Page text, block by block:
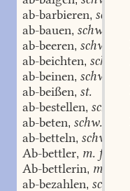
ab-barbieren, schw.
ab-bauen, schw.
ab-beeren, schw.
ab-beichten, schw.
ab-beinen, schw.
ab-beißen, st.
ab-bestellen, schw.
ab-beten, schw.
ab-betteln, schw.
Ab-bettler, m. f.
Ab-bettlerin, m. f.
ab-bezahlen, schw.